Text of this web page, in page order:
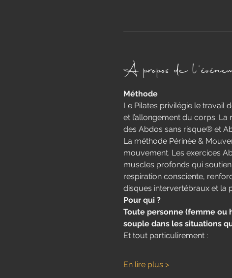
À propos de
Méthode
​Le Pilates privilégie le travail
et l’allongement du corps.
des Abdos sans risque® et
La méthode Périnée &
mouvement.​ Les exercices
muscles profonds qui
respiration consciente,
disques intervertébraux et la
Pour qui ?
Toute personne (femme ou
souple dans les situations
Et tout particulirement :
En lire plus >